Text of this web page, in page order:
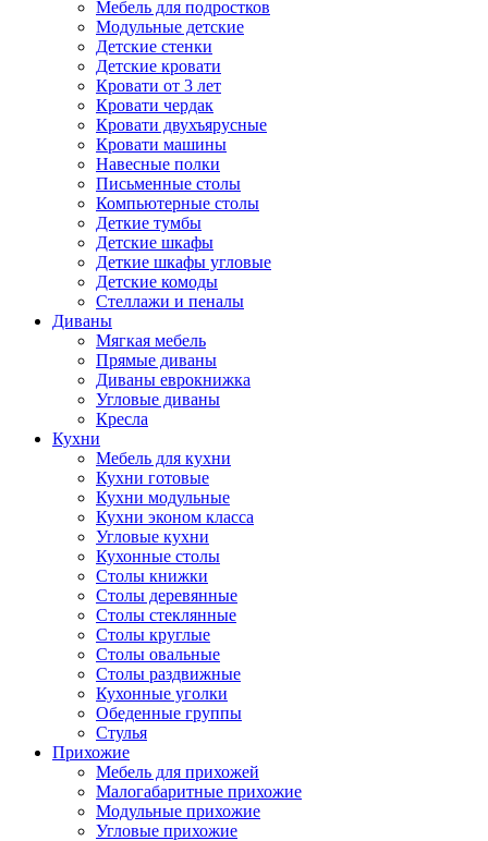
Мебель для подростков
Модульные детские
Детские стенки
Детские кровати
Кровати от 3 лет
Кровати чердак
Кровати двухъярусные
Кровати машины
Навесные полки
Письменные столы
Компьютерные столы
Деткие тумбы
Детские шкафы
Деткие шкафы угловые
Детские комоды
Стеллажи и пеналы
Диваны
Мягкая мебель
Прямые диваны
Диваны еврокнижка
Угловые диваны
Кресла
Кухни
Мебель для кухни
Кухни готовые
Кухни модульные
Кухни эконом класса
Угловые кухни
Кухонные столы
Столы книжки
Столы деревянные
Столы стеклянные
Столы круглые
Столы овальные
Столы раздвижные
Кухонные уголки
Обеденные группы
Стулья
Прихожие
Мебель для прихожей
Малогабаритные прихожие
Модульные прихожие
Угловые прихожие